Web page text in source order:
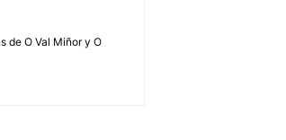
de O Val Miñor y O